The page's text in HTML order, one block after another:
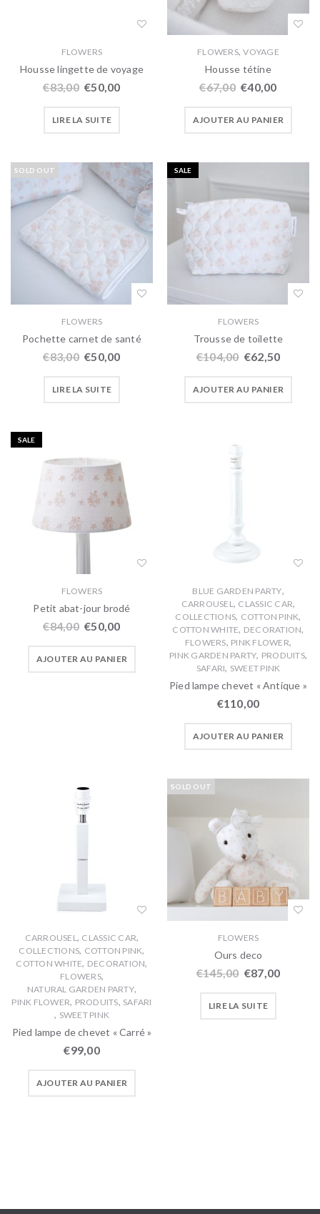
FLOWERS
Housse lingette de voyage
€83,00 €50,00
LIRE LA SUITE
FLOWERS,VOYAGE
Housse tétine
€67,00 €40,00
AJOUTER AU PANIER
SOLD OUT
FLOWERS
Pochette carnet de santé
€83,00 €50,00
LIRE LA SUITE
SALE
FLOWERS
Trousse de toilette
€104,00 €62,50
AJOUTER AU PANIER
SALE
FLOWERS
Petit abat-jour brodé
€84,00 €50,00
AJOUTER AU PANIER
BLUE GARDEN PARTY,
CARROUSEL, CLASSIC CAR,
COLLECTIONS, COTTON PINK,
COTTON WHITE, DECORATION,
FLOWERS, PINK FLOWER,
PINK GARDEN PARTY, PRODUITS,
SAFARI, SWEET PINK
Pied lampe chevet « Antique »
€110,00
AJOUTER AU PANIER
CARROUSEL, CLASSIC CAR,
COLLECTIONS, COTTON PINK,
COTTON WHITE, DECORATION,
FLOWERS,
NATURAL GARDEN PARTY,
PINK FLOWER, PRODUITS, SAFARI
, SWEET PINK
Pied lampe de chevet « Carré »
€99,00
AJOUTER AU PANIER
SOLD OUT
FLOWERS
Ours deco
€145,00 €87,00
LIRE LA SUITE